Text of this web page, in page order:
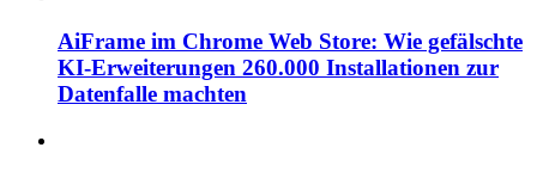
AiFrame im Chrome Web Store: Wie gefälschte
KI-Erweiterungen 260.000 Installationen zur
Datenfalle machten